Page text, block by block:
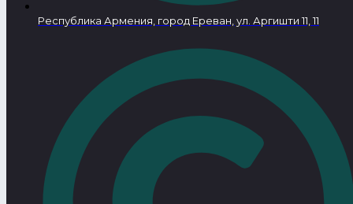
Республика Армения, город Ереван, ул. Аргишти 11, 11